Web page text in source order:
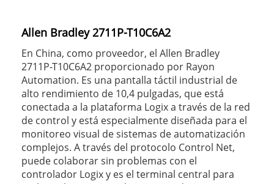
Allen Bradley 2711P-T10C6A2
En China, como proveedor, el Allen Bradley
2711P-T10C6A2 proporcionado por Rayon
Automation. Es una pantalla táctil industrial de
alto rendimiento de 10,4 pulgadas, que está
conectada a la plataforma Logix a través de la red
de control y está especialmente diseñada para el
monitoreo visual de sistemas de automatización
complejos. A través del protocolo Control Net,
puede colaborar sin problemas con el
controlador Logix y es el terminal central para